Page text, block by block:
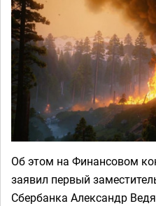
Об этом на Финансовом
заявил первый
Сбербанка Александр